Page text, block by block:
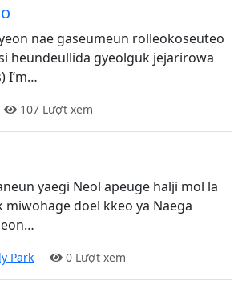
nae gaseumeun rolleokoseuteo
heundeullida gyeolguk jejarirowa
I’m…
107 Lượt xem
yaegi Neol apeuge halji mol la
doel kkeo ya Naega
Park 0 Lượt xem